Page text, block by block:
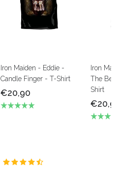
Iron Maiden - Eddie -
Candle Finger - T-Shirt
€20,90
Iron
The
Shirt